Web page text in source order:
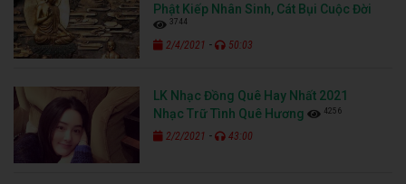
Phật Kiếp Nhân Sinh, Cát Bụi Cuộc Đời
3744
2/4/2021 - 50:03
LK Nhạc Đồng Quê Hay Nhất 2021
Nhạc Trữ Tình Quê Hương
4256
2/2/2021 - 43:00